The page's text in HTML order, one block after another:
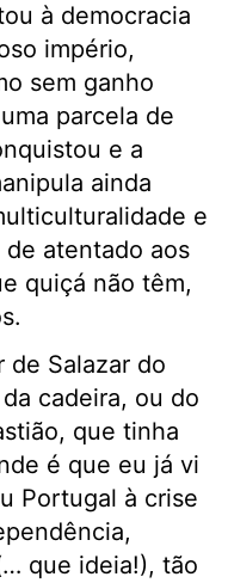
à democracia
império,
sem ganho
parcela de
e a
ainda
e
atentado aos
quiçá não têm,
de Salazar do
cadeira, ou do
que tinha
é que eu já vi
Portugal à crise
que ideia!), tão